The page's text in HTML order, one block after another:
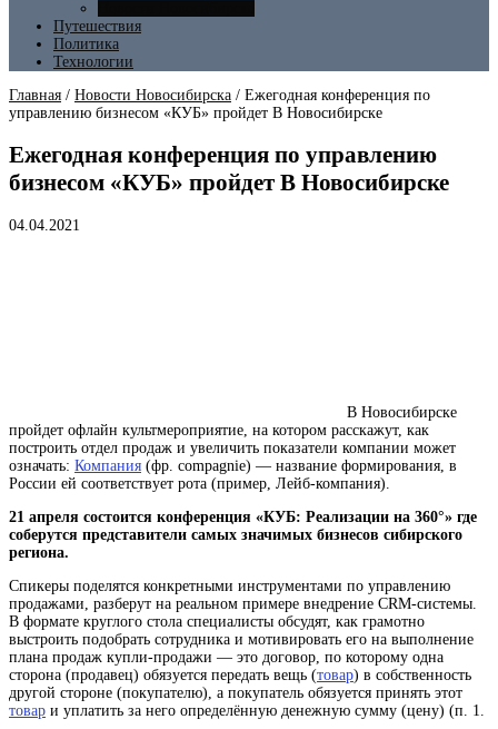
Путешествия
Политика
Технологии
Главная / Новости Новосибирска / Ежегодная конференция по
управлению бизнесом «КУБ» пройдет В Новосибирске
Ежегодная конференция по управлению
бизнесом «КУБ» пройдет В Новосибирске
04.04.2021
В Новосибирске
пройдет офлайн культмероприятие, на котором расскажут, как
построить отдел продаж и увеличить показатели компании может
означать: Компания (фр. compagnie) — название формирования, в
России ей соответствует рота (пример, Лейб-компания)
21 апреля состоится конференция «КУБ: Реализации на 360°» где
соберутся представители самых значимых бизнесов сибирского
региона.
Спикеры поделятся конкретными инструментами по управлению
продажами, разберут на реальном примере внедрение CRM-системы.
В формате круглого стола специалисты обсудят, как грамотно
выстроить подобрать сотрудника и мотивировать его на выполнение
плана продаж купли-продажи — это договор, по которому одна
сторона (продавец) обязуется передать вещь (товар) в собственность
другой стороне (покупателю), а покупатель обязуется принять этот
товар и уплатить за него определённую денежную сумму (цену) (п. 1